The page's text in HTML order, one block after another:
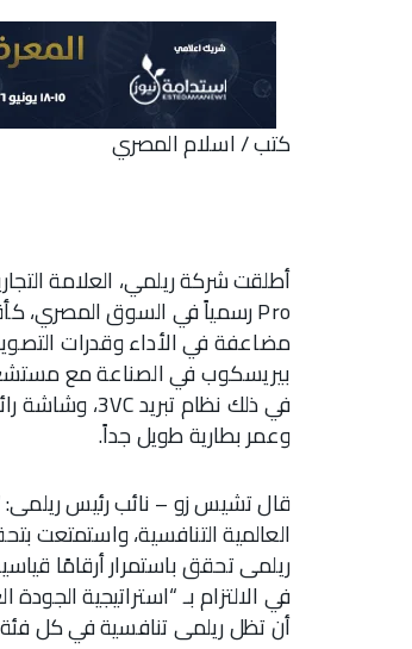
كتب / اسلام المصري
وعمر بطارية طويل جداً.
قال تشيس زو – نائب رئيس
العالمية التنافسية، واستمتعت
ريلمى تحقق باستمرار أرقامًا
في الالتزام بـ “استراتيجية
أن تظل ريلمى تنافسية في كل فئة